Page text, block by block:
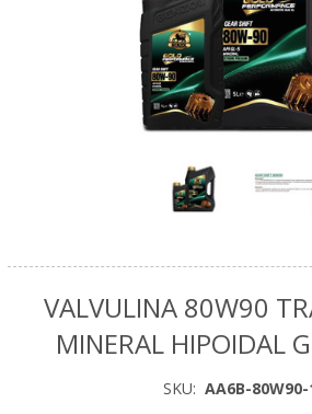
VALVULINA 80W90
MINERAL HIPOIDAL
SKU: AA6B-80W90-